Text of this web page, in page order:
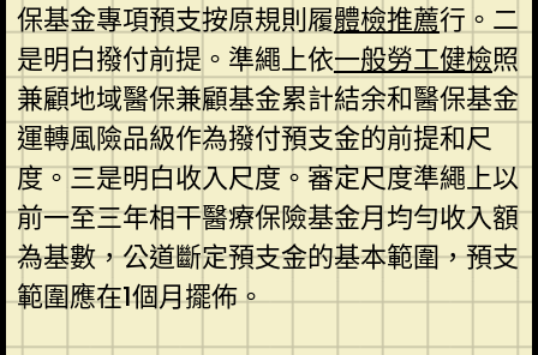
保基金專項預支按原規則履體檢推薦行。二
是明白撥付前提。準繩上依一般勞工健檢照
兼顧地域醫保兼顧基金累計結余和醫保基金
運轉風險品級作為撥付預支金的前提和尺
度。三是明白收入尺度。審定尺度準繩上以
前一至三年相干醫療保險基金月均勻收入額
為基數，公道斷定預支金的基本範圍，預支
範圍應在1個月擺佈。